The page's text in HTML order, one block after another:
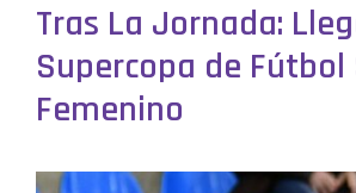
Tras La Jornada:
Supercopa de Fútbol
Femenino